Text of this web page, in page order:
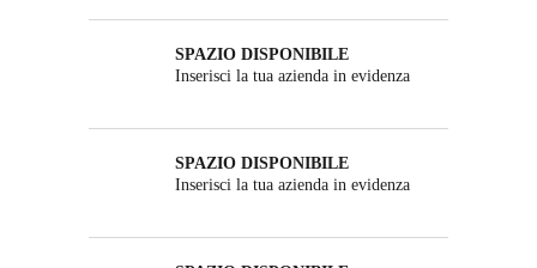
SPAZIO DISPONIBILE
Inserisci la tua azienda in evidenza
SPAZIO DISPONIBILE
Inserisci la tua azienda in evidenza